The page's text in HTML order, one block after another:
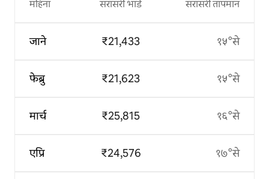
महिना
जाने
फेब्रु
मार्च
एप्रि
सरासरी भाडे
₹21,433
₹21,623
₹25,815
₹24,576
सरासरी तापमान
१५°से
१५°से
१६°से
१७°से